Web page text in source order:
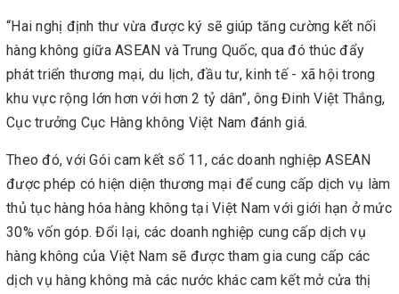
“Hai nghị định thư vừa được ký sẽ giúp tăng cường kết nối
hàng không giữa ASEAN và Trung Quốc, qua đó thúc đẩy
phát triển thương mại, du lịch, đầu tư, kinh tế - xã hội trong
khu vực rộng lớn hơn với hơn 2 tỷ dân”, ông Đinh Việt Thắng,
Cục trưởng Cục Hàng không Việt Nam đánh giá.
Theo đó, với Gói cam kết số 11, các doanh nghiệp ASEAN
được phép có hiện diện thương mại để cung cấp dịch vụ làm
thủ tục hàng hóa hàng không tại Việt Nam với giới hạn ở mức
30% vốn góp. Đổi lại, các doanh nghiệp cung cấp dịch vụ
hàng không của Việt Nam sẽ được tham gia cung cấp các
dịch vụ hàng không mà các nước khác cam kết mở cửa thị